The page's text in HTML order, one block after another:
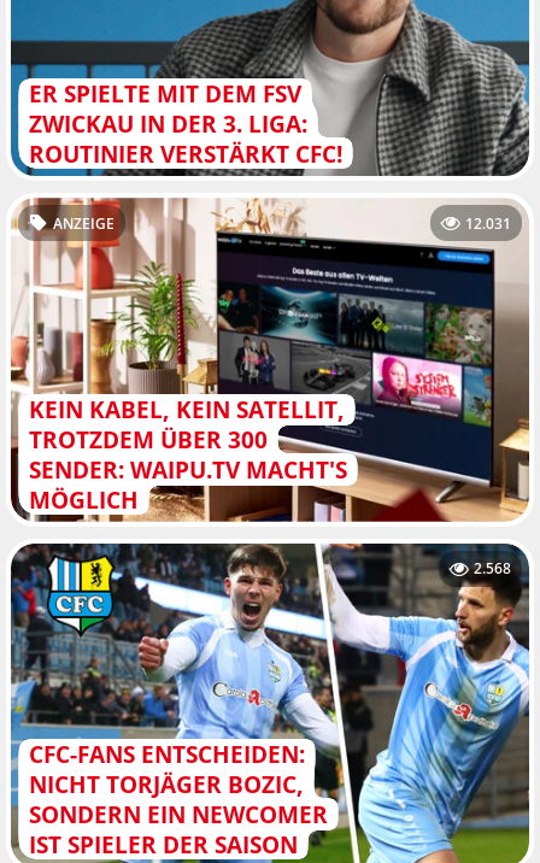
ER SPIELTE MIT DEM FSV
ZWICKAU IN DER 3. LIGA:
ROUTINIER VERSTÄRKT CFC!
KEIN KABEL, KEIN SATELLIT,
TROTZDEM ÜBER 300
SENDER: WAIPU.TV MACHT'S
MÖGLICH
ANZEIGE 12.031
CFC-FANS ENTSCHEIDEN:
NICHT TORJÄGER BOZIC,
SONDERN EIN NEWCOMER
IST SPIELER DER SAISON
2.568